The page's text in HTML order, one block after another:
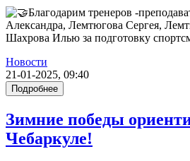
Благодарим тренеров -
Александра, Лемтюгова Сергея,
Шахрова Илью за подготовку
Новости
21-01-2025, 09:40
Подробнее
Зимние победы
Чебаркуле!